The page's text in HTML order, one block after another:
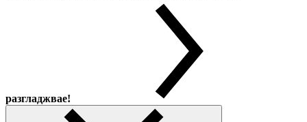
разгладжвае!